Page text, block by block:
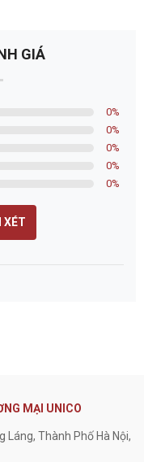
GIÁ
0%
0%
0%
0%
0%
XÉT
MẠI UNICO
Láng, Thành Phố Hà Nội,